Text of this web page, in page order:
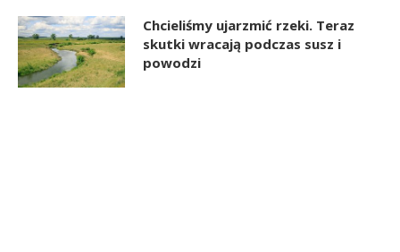
Chcieliśmy ujarzmić rzeki. Teraz
skutki wracają podczas susz i
powodzi